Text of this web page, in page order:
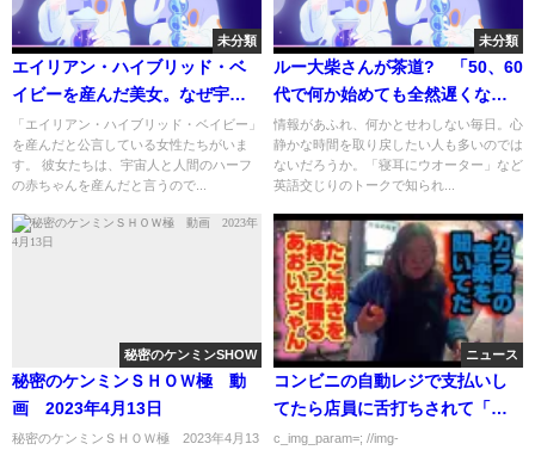
未分類
エイリアン・ハイブリッド・ベ
イビーを産んだ美女。なぜ宇宙
人は混血種を作るのか？ - Japan
365
「エイリアン・ハイブリッド・ベイビー」
を産んだと公言している女性たちがいま
す。 彼女たちは、宇宙人と人間のハーフ
の赤ちゃんを産んだと言うので...
未分類
ルー大柴さんが茶道? 「50、60
代で何か始めても全然遅くな
い」
情報があふれ、何かとせわしない毎日。心
静かな時間を取り戻したい人も多いのでは
ないだろうか。「寝耳にウオーター」など
英語交じりのトークで知られ...
秘密のケンミンSHOW
秘密のケンミンＳＨＯＷ極 動
画 2023年4月13日
秘密のケンミンＳＨＯＷ極 2023年4月13
ニュース
コンビニの自動レジで支払いし
てたら店員に舌打ちされて「は
やくしろよ」って言われた
c_img_param=; //img-